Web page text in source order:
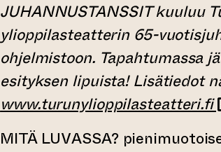
JUHANNUSTANSSIT kuuluu
ylioppilasteatterin 65-
ohjelmistoon. Tapahtumassa
esityksen lipuista! Lisätiedot
www.turunylioppilasteatteri.fi
MITÄ LUVASSA?